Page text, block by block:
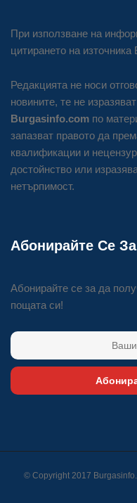
При използване на
цитирането на
Редакцията не носи
новините, те не
Burgasinfo.com по
запазват правото да
квалификации и
достойнство или
нетърпимост.
Абонирайте Се
Абонирайте се за да
пощата си!
© Copyright 2017